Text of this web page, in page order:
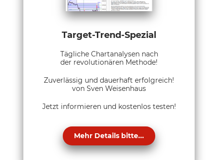
Target-Trend-Spezial
Tägliche Chartanalysen nach
der revolutionären Methode!
Zuverlässig und dauerhaft erfolgreich!
von Sven Weisenhaus
Jetzt informieren und kostenlos testen!
Mehr Details bitte...